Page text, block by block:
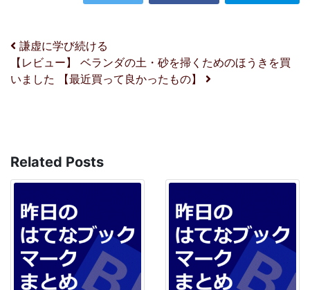
投稿ナビゲーション
謙虚に学び続ける
【レビュー】 ベランダの土・砂を掃くためのほうきを買
いました 【最近買って良かったもの】
Related Posts